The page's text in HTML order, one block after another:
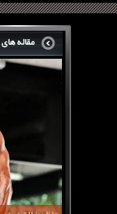
مقاله
سرگی کنستانس
روش های
فارماتون چیست؟
کلن بوترول Clenbuterol
CJC1295 | سی جی سی 1295
11 توصیه برای کاهش اشتها
معرفی یک